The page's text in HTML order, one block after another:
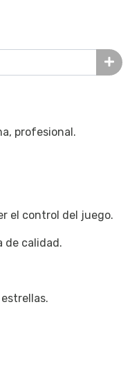
profesional.
el control del juego.
de calidad.